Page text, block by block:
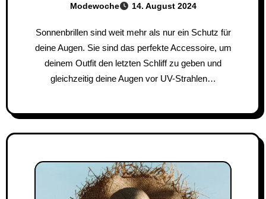
Modewoche 14. August 2024
Sonnenbrillen sind weit mehr als nur ein Schutz für
deine Augen. Sie sind das perfekte Accessoire, um
deinem Outfit den letzten Schliff zu geben und
gleichzeitig deine Augen vor UV-Strahlen…